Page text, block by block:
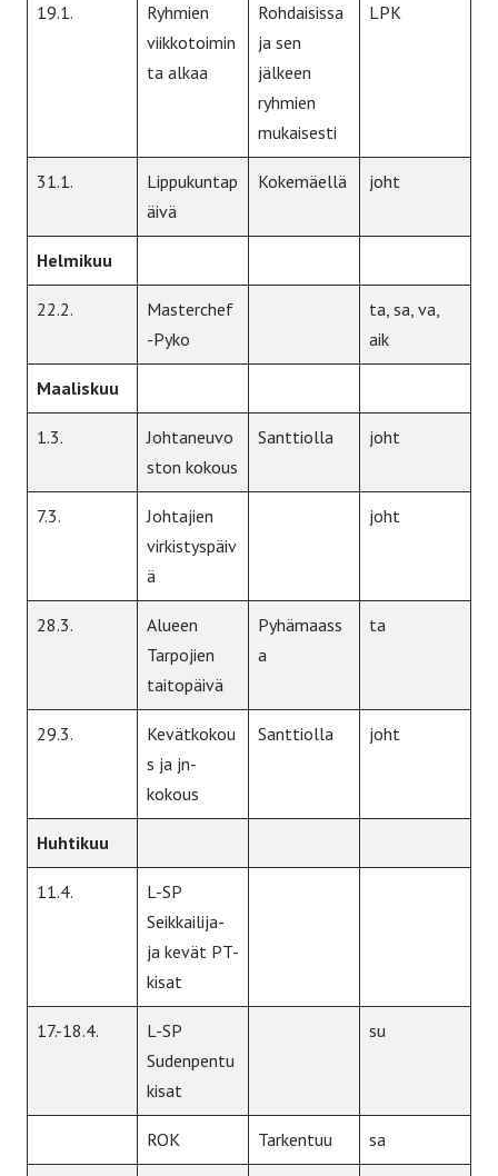
19.1.
Ryhmien
viikkotoimin
ta alkaa
Rohdaisissa
ja sen
jälkeen
ryhmien
mukaisesti
LPK
31.1.
Lippukuntap
äivä
Kokemäellä joht
Helmikuu
22.2.
Masterchef
-Pyko
ta, sa, va,
aik
Maaliskuu
1.3.
Johtaneuvo
ston kokous
Santtiolla joht
7.3.
Johtajien
virkistyspäiv
ä
joht
28.3.
Alueen
Tarpojien
taitopäivä
Pyhämaass
a
ta
29.3.
Kevätkokou
s ja jn-
kokous
Santtiolla joht
Huhtikuu
11.4.
L-SP
Seikkailija-
ja kevät PT-
kisat
17.-18.4.
L-SP
Sudenpentu
kisat
su
ROK Tarkentuu sa